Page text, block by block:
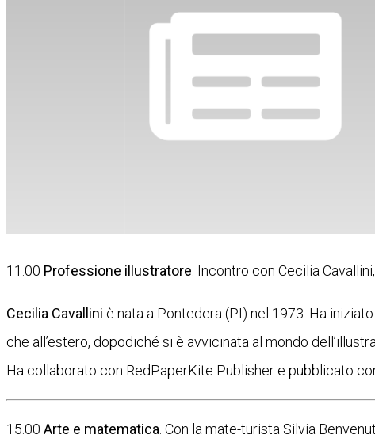
11.00 Professione illustratore. Incontro con Cecilia
Cecilia Cavallini è nata a Pontedera (PI) nel 1973. Ha
che all’estero, dopodiché si è avvicinata al mondo
Ha collaborato con RedPaperKite Publisher e pubblicato
15.00 Arte e matematica. Con la mate-turista Silvia